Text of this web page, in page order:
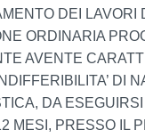
DEI LAVORI
ORDINARIA
AVENTE
DI
DA
MESI, PRESSO IL